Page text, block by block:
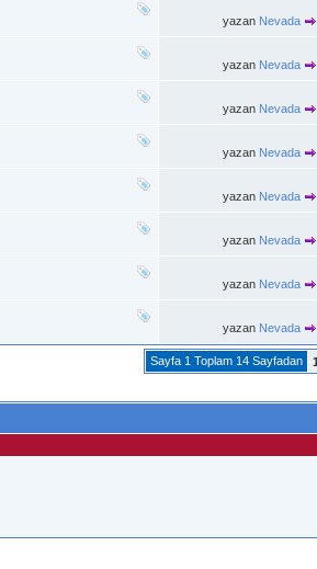
yazan Nevada
yazan Nevada
yazan Nevada
yazan Nevada
yazan Nevada
yazan Nevada
yazan Nevada
yazan Nevada
Sayfa 1 Toplam 14 Sayfadan 1